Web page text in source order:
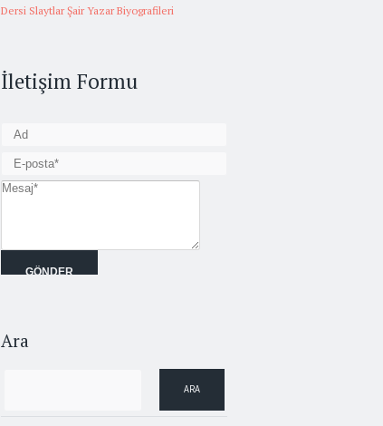
Dersi Slaytlar Şair Yazar Biyografileri
İletişim Formu
Ara